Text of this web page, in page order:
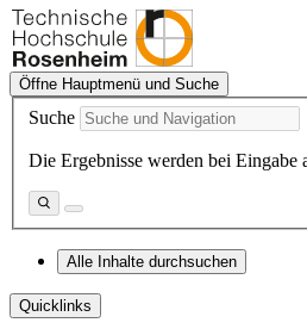
Öffne Hauptmenü und Suche
Suche
Die Ergebnisse werden bei Eingabe
Alle Inhalte durchsuchen
Quicklinks